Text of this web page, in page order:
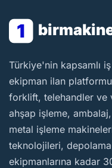
1
BirMakine
Türkiye'nin kapsamlı
ekipman ilan
forklift, telehandler ve
ahşap işleme,
metal işleme
teknolojileri,
ekipmanlarına kadar